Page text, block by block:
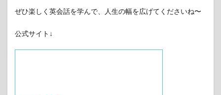
ぜひ楽しく英会話を学んで、人生の幅を広げてくださいね〜
公式サイト↓